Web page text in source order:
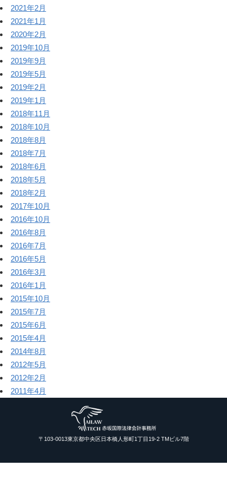
2021年2月
2021年1月
2020年2月
2019年10月
2019年9月
2019年5月
2019年2月
2019年1月
2018年11月
2018年10月
2018年8月
2018年7月
2018年6月
2018年5月
2018年2月
2017年10月
2016年10月
2016年8月
2016年7月
2016年5月
2016年3月
2016年1月
2015年10月
2015年7月
2015年6月
2015年4月
2014年8月
2012年5月
2012年2月
2011年4月
〒103-0013東京都中央区日本橋人形町1丁目19-2 TMビル7階